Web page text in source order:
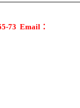
73 Email：